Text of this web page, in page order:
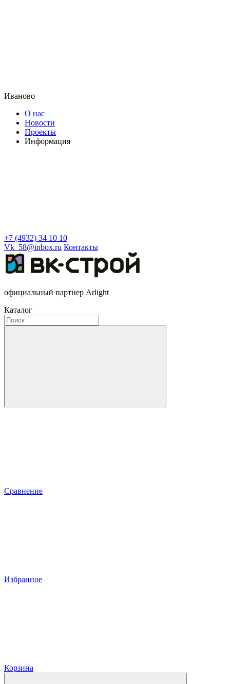
Иваново
О нас
Новости
Проекты
Информация
+7 (4932) 34 10 10
Vk_58@inbox.ru Контакты
официальный партнер Arlight
Каталог
Сравнение
Избранное
Корзина